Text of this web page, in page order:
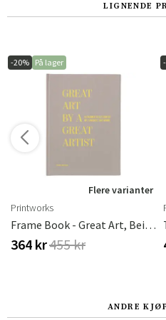
Norge
LIGNENDE
-20% På lager
Flere varianter
Printworks
Frame Book - Great Art, Beige
364 kr455 kr
ANDRE